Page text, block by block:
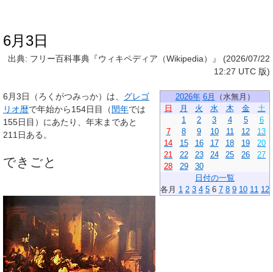
6月3日
出典: フリー百科事典『ウィキペディア（Wikipedia）』 (2026/07/22
12:27 UTC 版)
2026年 6月 （ 水無月 ）
日
月 火 水 木 金
土
1
2 3 4 5
6
7
8 9 10 11 12
13
14
15 16 17 18 19
20
21
22 23 24 25 26
27
28
29
30
日付の一覧
各月 1 2 3 4 5 6 7 8 9 10 11 12
6月3日 （ろくがつみっか）は、 グレゴ
リオ暦で年始から154日目（閏年では
155日目）にあたり、年末まであと
211日ある。
できごと